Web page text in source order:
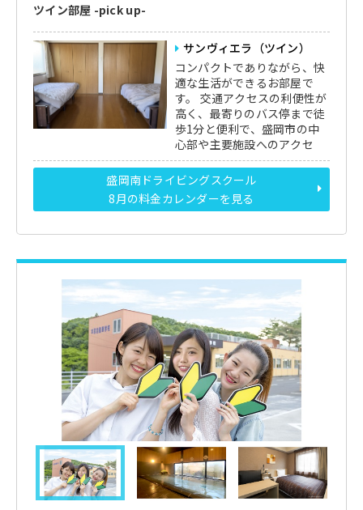
ツイン部屋 -pick up-
サンヴィエラ（ツイン）
コンパクトでありながら、快
適な生活ができるお部屋で
す。 交通アクセスの利便性が
高く、最寄りのバス停まで徒
歩1分と便利で、盛岡市の中
心部や主要施設へのアクセ
盛岡南ドライビングスクール
8月の料金カレンダーを見る